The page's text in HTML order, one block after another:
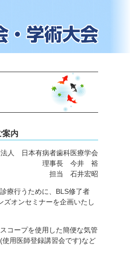
案内
人 日本有病者歯科医療学会
理事長 今井 裕
担当 石井宏昭
療行うために、BLS修了者
ズオンセミナーを企画いたし
コープを使用した簡便な気管
用医師登録講習会です)など